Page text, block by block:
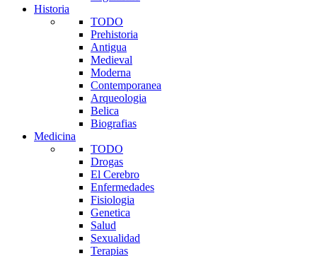
Historia
TODO
Prehistoria
Antigua
Medieval
Moderna
Contemporanea
Arqueologia
Belica
Biografias
Medicina
TODO
Drogas
El Cerebro
Enfermedades
Fisiologia
Genetica
Salud
Sexualidad
Terapias